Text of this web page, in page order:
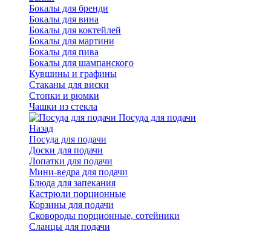
Бокалы для бренди
Бокалы для вина
Бокалы для коктейлей
Бокалы для мартини
Бокалы для пива
Бокалы для шампанского
Кувшины и графины
Стаканы для виски
Стопки и рюмки
Чашки из стекла
Посуда для подачи
Назад
Посуда для подачи
Доски для подачи
Лопатки для подачи
Мини-ведра для подачи
Блюда для запекания
Кастрюли порционные
Корзины для подачи
Сковороды порционные, сотейники
Сланцы для подачи